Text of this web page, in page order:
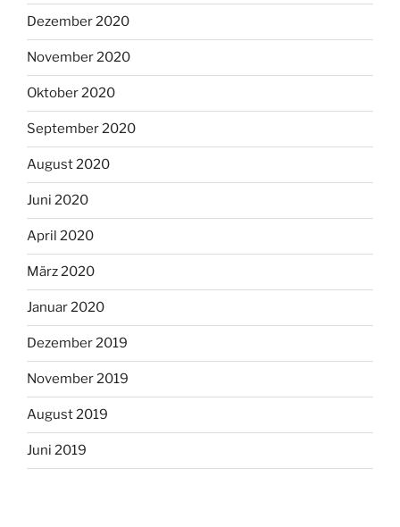
Dezember 2020
November 2020
Oktober 2020
September 2020
August 2020
Juni 2020
April 2020
März 2020
Januar 2020
Dezember 2019
November 2019
August 2019
Juni 2019